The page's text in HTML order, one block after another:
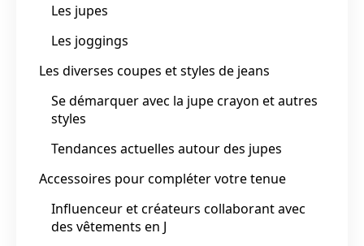
Les jupes
Les joggings
Les diverses coupes et styles de jeans
Se démarquer avec la jupe crayon et autres
styles
Tendances actuelles autour des jupes
Accessoires pour compléter votre tenue
Influenceur et créateurs collaborant avec
des vêtements en J